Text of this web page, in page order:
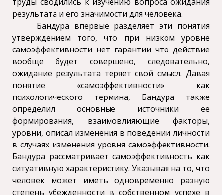
результата и его значимости для человека.
Бандура впервые разделяет эти понятия
утверждением того, что при низком уровне
самоэффективности нет гарантии что действие
вообще будет совершено, следовательно,
ожидание результата теряет свой смысл. Давая
понятие «самоэффективности» как
психологического термина, Бандура также
определил основные источники ее
формирования, взаимовлияющие факторы,
уровни, описал изменения в поведении личности
в случаях изменения уровня самоэффективности.
Бандура рассматривает самоэффективность как
ситуативную характеристику. Указывая на то, что
человек может иметь одновременно разную
степень убежденности в собственном успехе в